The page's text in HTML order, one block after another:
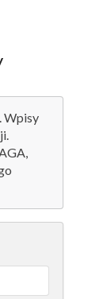
. Wpisy